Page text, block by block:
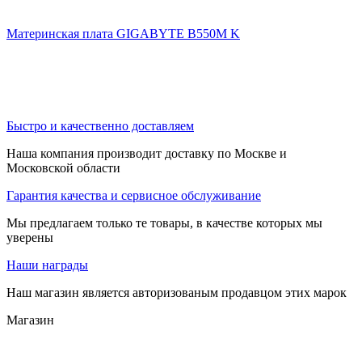
Материнская плата GIGABYTE B550M K
Быстро и качественно доставляем
Наша компания производит доставку по Москве и
Московской области
Гарантия качества и сервисное обслуживание
Мы предлагаем только те товары, в качестве которых мы
уверены
Наши награды
Наш магазин является авторизованым продавцом этих марок
Магазин